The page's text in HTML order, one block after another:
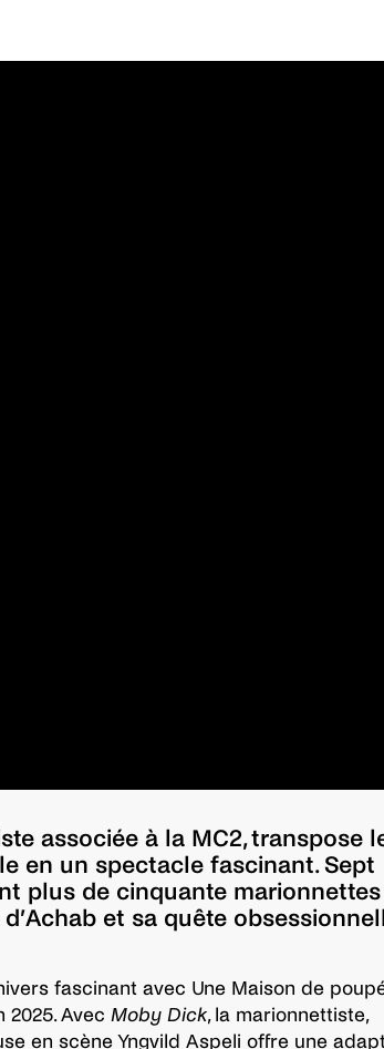
associée à la MC2, transpose
en un spectacle fascinant. Sept
plus de cinquante
et sa quête
fascinant avec Une Maison de
2025. Avec Moby Dick, la marionnettiste,
en scène Yngvild Aspeli offre une